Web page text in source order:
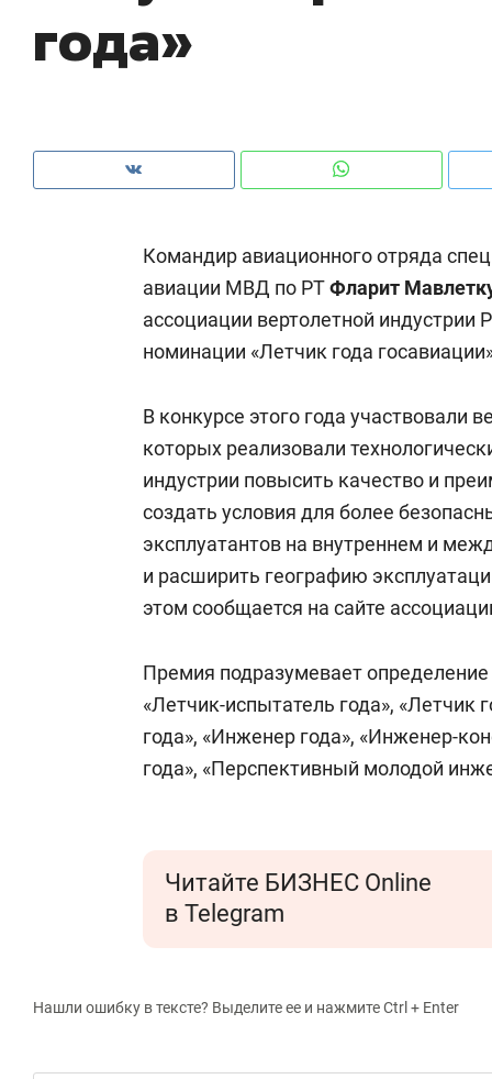
года»
Командир авиационного отряда
авиации МВД по РТФларит
ассоциации вертолетной индустрии
номинации «Летчик года
В конкурсе этого года участвовали
которых реализовали
индустрии повысить качество и
создать условия для более
эксплуатантов на внутреннем и
и расширить географию
этом сообщается на сайте
Премия подразумевает
«Летчик-испытатель года», «Летчик
года», «Инженер года», «Инженер-
года», «Перспективный молодой
Читайте БИЗНЕС Online
в Telegram
Нашли ошибку в тексте? Выделите ее и нажмите Ctrl + Enter
чем интересен Оман?
Оставить шум за волной: как
строят тишину в казанском
ЖК «Заря»
когда
свою